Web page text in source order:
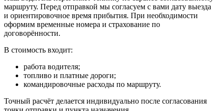
маршруту. Перед отправкой мы согласуем с вами дату выезда
и ориентировочное время прибытия. При необходимости
оформим временные номера и страхование по
договорённости.
В стоимость входит:
работа водителя;
топливо и платные дороги;
командировочные расходы по маршруту.
Точный расчёт делается индивидуально после согласования